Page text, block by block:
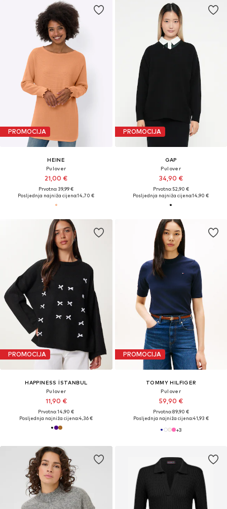
PROMOCIJA
HEINE
Pulover
21,00 €
Prvotno: 39,99 €
Posljednja najniža cijena:14,70 €
PROMOCIJA
GAP
Pulover
34,90 €
Prvotno: 52,90 €
Posljednja najniža cijena:14,90 €
PROMOCIJA
HAPPINESS İSTANBUL
Pulover
11,90 €
Prvotno: 14,90 €
Posljednja najniža cijena:4,36 €
PROMOCIJA
TOMMY HILFIGER
Pulover
59,90 €
Prvotno: 89,90 €
Posljednja najniža cijena:41,93 €
+3